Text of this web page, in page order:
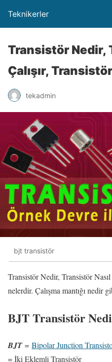
Teknikerler
Transistör Nedir,
Çalışır,
tekadmin
bjt transistör
Transistör Nedir, Transistör
nelerdir. Çalışma mantığı nedir
BJT Transistör
BJT = Bipolar Junction
= İki Eklemli Transistör